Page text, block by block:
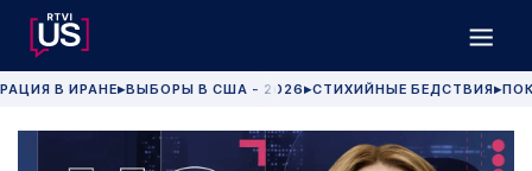
В ИРАНЕ▶ВЫБОРЫ В США - 2026 ▶СТИХИЙНЫЕ БЕДСТВИЯ▶